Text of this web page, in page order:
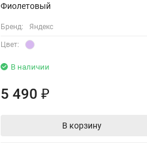
Фиолетовый
Бренд: Яндекс
Цвет:
В наличии
5 490 ₽
В корзину